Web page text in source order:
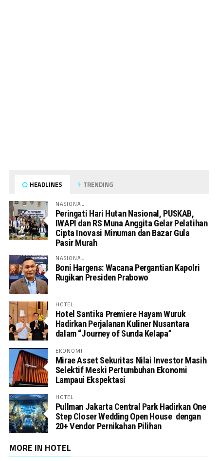
HEADLINES TRENDING
NASIONAL
Peringati Hari Hutan Nasional, PUSKAB,
IWAPI dan RS Muna Anggita Gelar Pelatihan
Cipta Inovasi Minuman dan Bazar Gula
Pasir Murah
NASIONAL
Boni Hargens: Wacana Pergantian Kapolri
Rugikan Presiden Prabowo
HOTEL
Hotel Santika Premiere Hayam Wuruk
Hadirkan Perjalanan Kuliner Nusantara
dalam “Journey of Sunda Kelapa”
EKONOMI
Mirae Asset Sekuritas Nilai Investor Masih
Selektif Meski Pertumbuhan Ekonomi
Lampaui Ekspektasi
HOTEL
Pullman Jakarta Central Park Hadirkan One
Step Closer Wedding Open House dengan
20+ Vendor Pernikahan Pilihan
MORE IN HOTEL